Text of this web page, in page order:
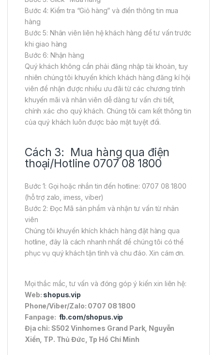
Bước 4: Kiểm tra “Giỏ hàng” và điền thông tin mua
hàng
Bước 5: Nhân viên liên hệ khách hàng để tư vấn trước
khi giao hàng
Bước 6: Nhận hàng
Quý khách không cần phải đăng nhập tài khoản, tuy
nhiên chúng tôi khuyến khích khách hàng đăng kí hội
viên để nhận được nhiều ưu đãi từ các chương trình
khuyến mãi và nhân viên dễ dàng tư vấn chi tiết,
chính xác cho quý khách. Chúng tôi cam kết thông tin
của quý khách luôn được bảo mật tuyệt đối.
Cách 3: Mua hàng qua điện
thoại/Hotline 0707 08 1800
Bước 1: Gọi hoặc nhắn tin đến hotline: 0707 08 1800
(hỗ trợ zalo, imess, viber)
Bước 2: Đọc Mã sản phẩm và nhận tư vấn từ nhân
viên
Chúng tôi khuyến khích khách hàng đặt hàng qua
hotline, đây là cách nhanh nhất để chúng tôi có thể
phục vụ quý khách tận tình và chu đáo. Xin cám ơn.
Mọi thắc mắc, tư vấn và đóng góp ý kiến xin liên hệ:
Web: shopus.vip
Phone/Viber/Zalo: 0707 08 1800
Fanpage: fb.com/shopus.vip
Địa chỉ: S502 Vinhomes Grand Park, Nguyễn
Xiển, TP. Thủ Đức, Tp Hồ Chí Minh